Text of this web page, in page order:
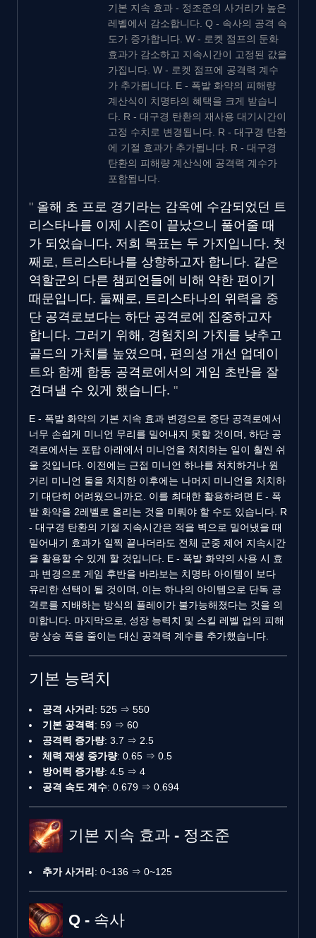
기본 지속 효과 - 정조준의 사거리가 높은
레벨에서 감소합니다. Q - 속사의 공격 속
도가 증가합니다. W - 로켓 점프의 둔화
효과가 감소하고 지속시간이 고정된 값을
가집니다. W - 로켓 점프에 공격력 계수
가 추가됩니다. E - 폭발 화약의 피해량
계산식이 치명타의 혜택을 크게 받습니
다. R - 대구경 탄환의 재사용 대기시간이
고정 수치로 변경됩니다. R - 대구경 탄환
에 기절 효과가 추가됩니다. R - 대구경
탄환의 피해량 계산식에 공격력 계수가
포함됩니다.
올해 초 프로 경기라는 감옥에 수감되었던 트
리스타나를 이제 시즌이 끝났으니 풀어줄 때
가 되었습니다. 저희 목표는 두 가지입니다. 첫
째로, 트리스타나를 상향하고자 합니다. 같은
역할군의 다른 챔피언들에 비해 약한 편이기
때문입니다. 둘째로, 트리스타나의 위력을 중
단 공격로보다는 하단 공격로에 집중하고자
합니다. 그러기 위해, 경험치의 가치를 낮추고
골드의 가치를 높였으며, 편의성 개선 업데이
트와 함께 합동 공격로에서의 게임 초반을 잘
견뎌낼 수 있게 했습니다.
E - 폭발 화약의 기본 지속 효과 변경으로 중단 공격로에서
너무 손쉽게 미니언 무리를 밀어내지 못할 것이며, 하단 공
격로에서는 포탑 아래에서 미니언을 처치하는 일이 훨씬 쉬
울 것입니다. 이전에는 근접 미니언 하나를 처치하거나 원
거리 미니언 둘을 처치한 이후에는 나머지 미니언을 처치하
기 대단히 어려웠으니까요. 이를 최대한 활용하려면 E - 폭
발 화약을 2레벨로 올리는 것을 미뤄야 할 수도 있습니다. R
- 대구경 탄환의 기절 지속시간은 적을 벽으로 밀어냈을 때
밀어내기 효과가 일찍 끝나더라도 전체 군중 제어 지속시간
을 활용할 수 있게 할 것입니다. E - 폭발 화약의 사용 시 효
과 변경으로 게임 후반을 바라보는 치명타 아이템이 보다
유리한 선택이 될 것이며, 이는 하나의 아이템으로 단독 공
격로를 지배하는 방식의 플레이가 불가능해졌다는 것을 의
미합니다. 마지막으로, 성장 능력치 및 스킬 레벨 업의 피해
량 상승 폭을 줄이는 대신 공격력 계수를 추가했습니다.
기본 능력치
공격 사거리 : 525 ⇒ 550
기본 공격력: 59 ⇒ 60
공격력 증가량: 3.7 ⇒ 2.5
체력 재생 증가량: 0.65 ⇒ 0.5
방어력 증가량: 4.5 ⇒ 4
공격 속도 계수: 0.679 ⇒ 0.694
기본 지속 효과 - 정조준
추가 사거리 : 0~136 ⇒ 0~125
Q - 속사